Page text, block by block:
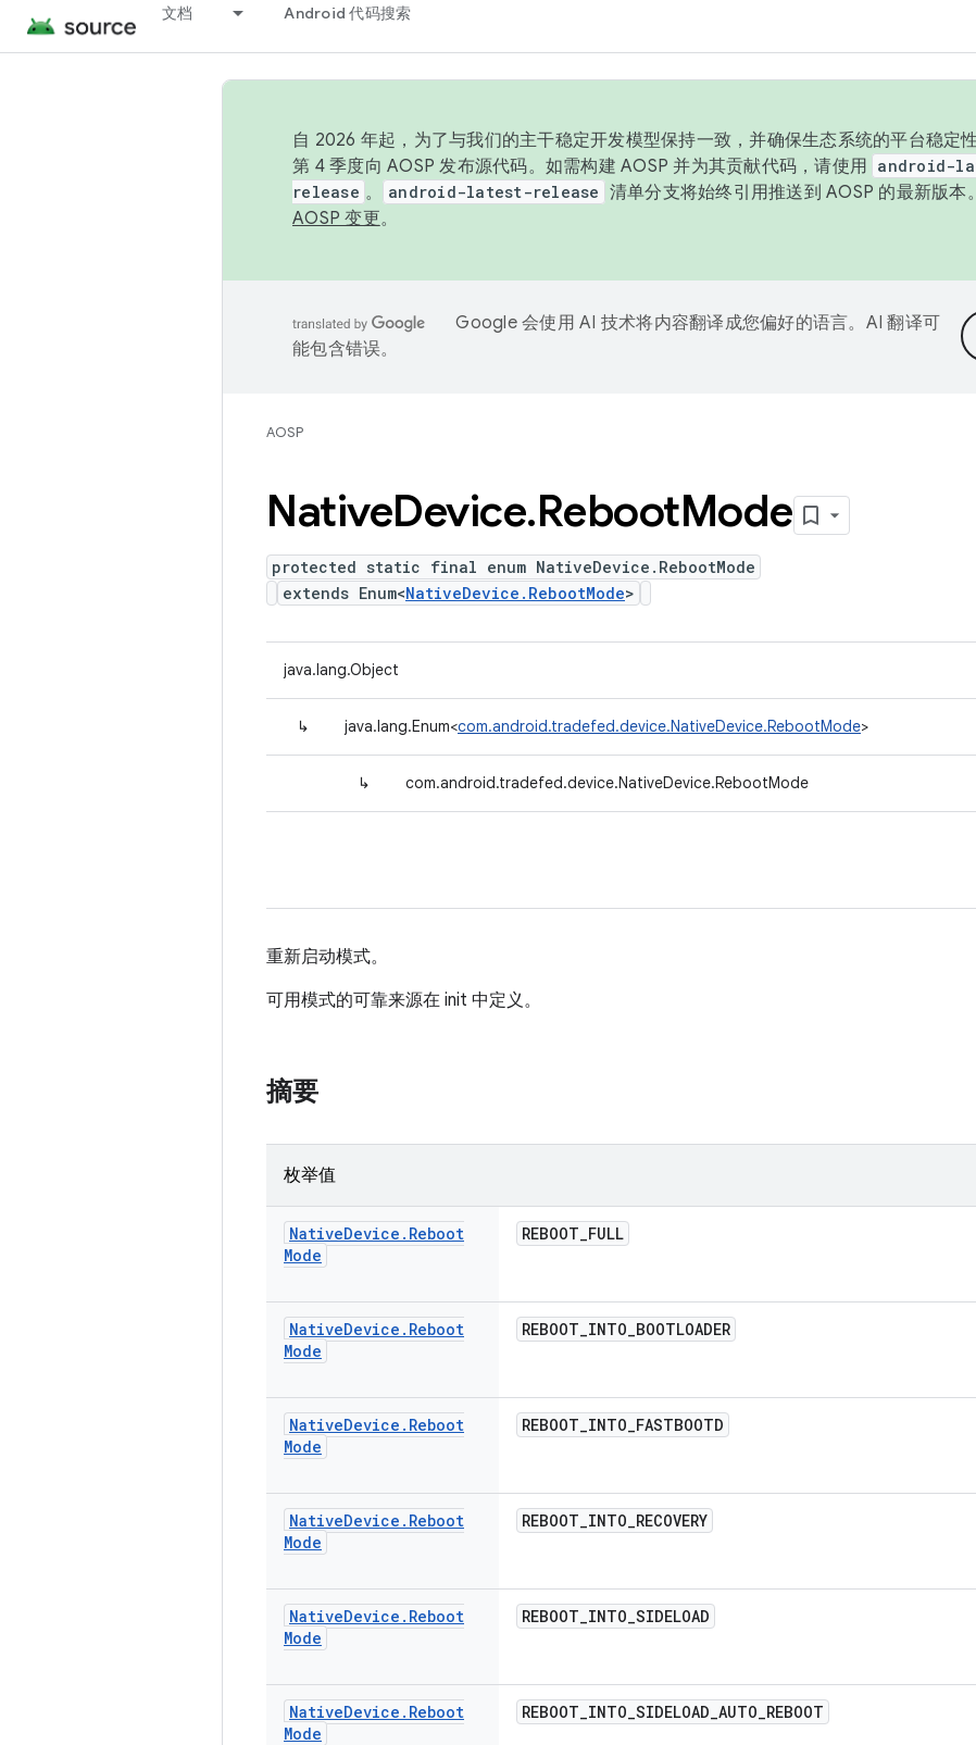
文档 Android 代码搜索
自 2026 年起，为了与我们的主干稳定开发模型保持一致，并确保生态系统的平台稳定
第 4 季度向 AOSP 发布源代码。如需构建 AOSP 并为其贡献代码，请使用 android-
release 。 android-latest-release 清单分支将始终引用推送到 AOSP 的最新版本
AOSP 变更。
Google 会使用 AI 技术将内容翻译成您偏好的语言。AI 翻译可
能包含错误。
AOSP
NativeDevice.RebootMode
protected static final enum NativeDevice.RebootMode
extends Enum<NativeDevice.RebootMode>
java.lang.Object
↳ java.lang.Enum<com.android.tradefed.device.NativeDevice.RebootMode>
↳ com.android.tradefed.device.NativeDevice.RebootMode
重新启动模式。
可用模式的可靠来源在 init 中定义。
摘要
枚举值
NativeDevice . Reboot
Mode
REBOOT_FULL
NativeDevice . Reboot
Mode
REBOOT_INTO_BOOTLOADER
NativeDevice . Reboot
Mode
REBOOT_INTO_FASTBOOTD
NativeDevice . Reboot
Mode
REBOOT_INTO_RECOVERY
NativeDevice . Reboot
Mode
REBOOT_INTO_SIDELOAD
NativeDevice . Reboot
Mode
REBOOT_INTO_SIDELOAD_AUTO_REBOOT